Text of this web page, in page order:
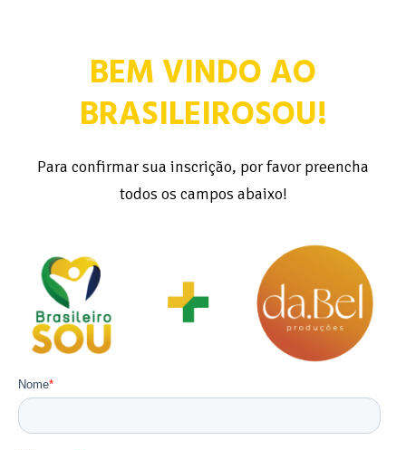
BEM VINDO AO
BRASILEIROSOU!
Para confirmar sua inscrição, por favor preencha
todos os campos abaixo!